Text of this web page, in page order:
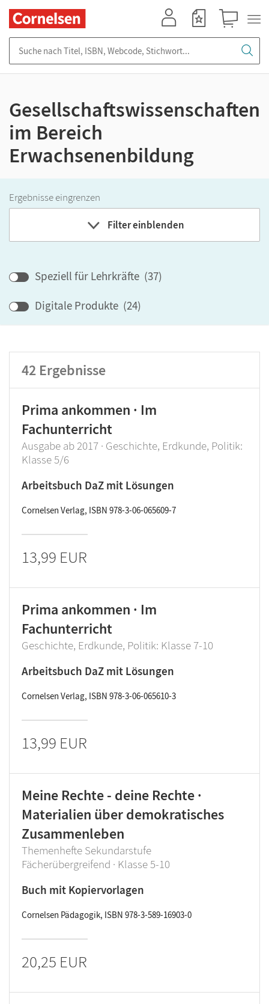
Gesellschaftswissenschaften
im Bereich
Erwachsenenbildung
Ergebnisse eingrenzen
Filter einblenden
Lehrwerk/Reihe
Produktart
Speziell für Lehrkräfte (37)
Digitale Produkte (24)
42 Ergebnisse
Prima ankommen · Im
Fachunterricht
Ausgabe ab 2017 · Geschichte, Erdkunde, Politik:
Klasse 5/6
Arbeitsbuch DaZ mit Lösungen
Cornelsen Verlag, ISBN 978-3-06-065609-7
13,99 EUR
Prima ankommen · Im
Fachunterricht
Geschichte, Erdkunde, Politik: Klasse 7-10
Arbeitsbuch DaZ mit Lösungen
Cornelsen Verlag, ISBN 978-3-06-065610-3
13,99 EUR
Meine Rechte - deine Rechte ·
Materialien über demokratisches
Zusammenleben
Themenhefte Sekundarstufe
Fächerübergreifend · Klasse 5-10
Buch mit Kopiervorlagen
Cornelsen Pädagogik, ISBN 978-3-589-16903-0
20,25 EUR